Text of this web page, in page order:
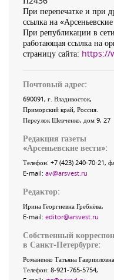
При перепечатке и при
ссылка на
При републикации в
работающая ссылка на
страницу сайта: https://
Почтовый адрес:
690091, г. Владивосток,
Приморский край, Россия
Переулок Шевченко, дом 9, 27
Редакция газеты
«Арсеньевские вести»:
Телефон: +7 (423) 240-70-21,
E-mail: av@arsvest.ru
Редактор:
Ирина Георгиевна Гребнёва,
E-mail: editor@arsvest.ru
Собственный
в Санкт-Петербурге:
Романенко Татьяна
Телефон: 8-921-765-5754,